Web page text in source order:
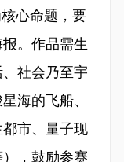
心命题，要
。作品需生
社会乃至宇
海的飞船、
市、量子现
，鼓励参赛